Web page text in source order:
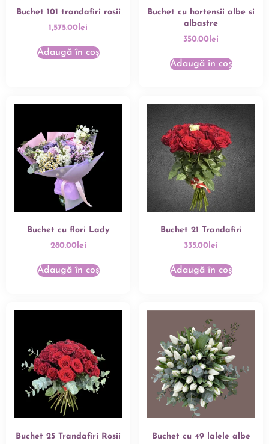
Buchet 101 trandafiri rosii
1,575.00 lei
Adaugă în coș
Buchet cu hortensii albe si
albastre
350.00 lei
Adaugă în coș
Buchet cu flori Lady
280.00lei
Adaugă în coș
Buchet 21 Trandafiri
335.00 lei
Adaugă în coș
Buchet 25 Trandafiri Rosii
Buchet cu 49 lalele albe